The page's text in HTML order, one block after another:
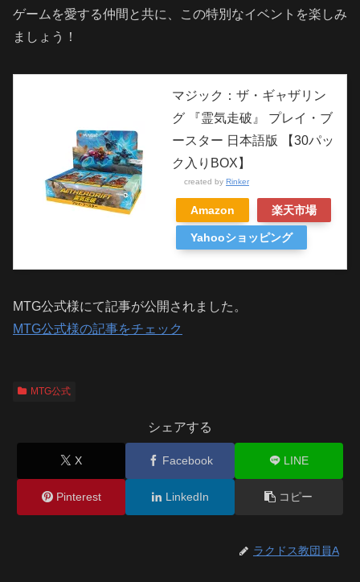
ゲームを愛する仲間と共に、この特別なイベントを楽しみ
ましょう！
マジック：ザ・ギャザリン
グ 『霊気走破』 プレイ・ブ
ースター 日本語版 【30パッ
ク入りBOX】
created by Rinker
Amazon 楽天市場
Yahooショッピング
MTG公式様にて記事が公開されました。
MTG公式様の記事をチェック
MTG公式
シェアする
X Facebook LINE
Pinterest LinkedIn コピー
ラクドス教団員A